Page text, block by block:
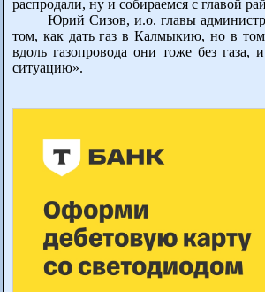
распродали, ну и собираемся с главой
Юрий Сизов, и.о. главы
том, как дать газ в Калмыкию, но в
вдоль газопровода они тоже без
ситуацию».